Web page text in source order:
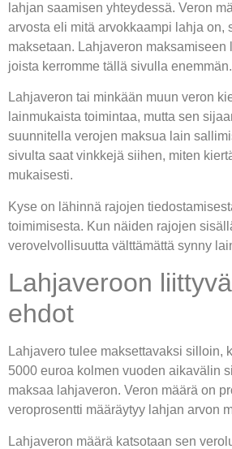
lahjan saamisen yhteydessä. Veron
arvosta eli mitä arvokkaampi lahja on,
maksetaan. Lahjaveron maksamiseen
joista kerromme tällä sivulla enemmän.
Lahjaveron tai minkään muun veron
lainmukaista toimintaa, mutta sen
suunnitella verojen maksua lain
sivulta saat vinkkejä siihen, miten
mukaisesti.
Kyse on lähinnä rajojen
toimimisesta. Kun näiden rajojen
verovelvollisuutta välttämättä synny
Lahjaveroon
ehdot
Lahjavero tulee maksettavaksi silloin,
5000 euroa kolmen vuoden aikavälin
maksaa lahjaveron. Veron määrä on
veroprosentti määräytyy lahjan arvon
Lahjaveron määrä katsotaan sen